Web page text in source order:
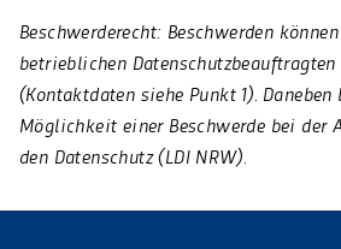
Beschwerderecht: Beschwerden
betrieblichen
(Kontaktdaten siehe Punkt 1). Daneben
Möglichkeit einer Beschwerde bei der
den Datenschutz (LDI NRW).